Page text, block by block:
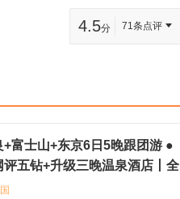
4.5分 71条点评
富士山+东京6日5晚跟团游 ●
五钻+升级三晚温泉酒店丨全
丨岚山深度游+艺伎回忆录千